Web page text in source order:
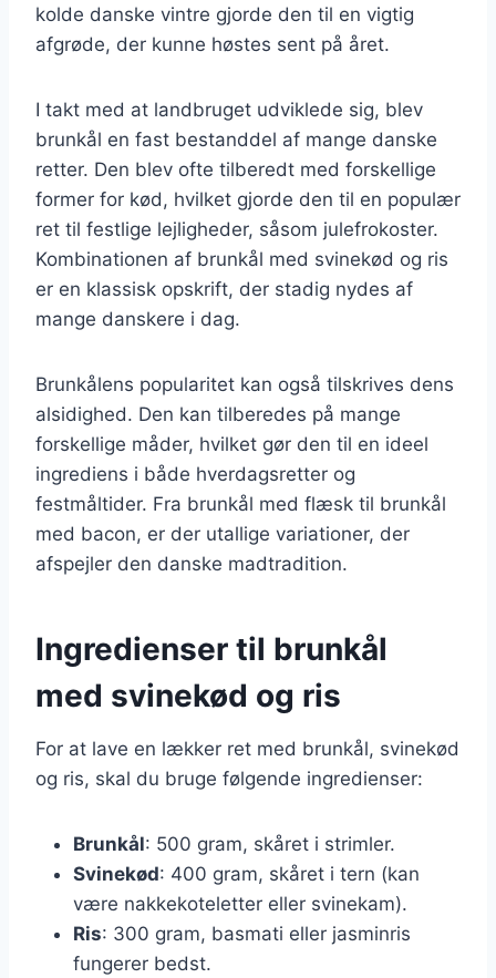
kolde danske vintre gjorde den til en vigtig
afgrøde, der kunne høstes sent på året.
I takt med at landbruget udviklede sig, blev
brunkål en fast bestanddel af mange danske
retter. Den blev ofte tilberedt med forskellige
former for kød, hvilket gjorde den til en populær
ret til festlige lejligheder, såsom julefrokoster.
Kombinationen af brunkål med svinekød og ris
er en klassisk opskrift, der stadig nydes af
mange danskere i dag.
Brunkålens popularitet kan også tilskrives dens
alsidighed. Den kan tilberedes på mange
forskellige måder, hvilket gør den til en ideel
ingrediens i både hverdagsretter og
festmåltider. Fra brunkål med flæsk til brunkål
med bacon, er der utallige variationer, der
afspejler den danske madtradition.
Ingredienser til brunkål
med svinekød og ris
For at lave en lækker ret med brunkål, svinekød
og ris, skal du bruge følgende ingredienser:
Brunkål: 500 gram, skåret i strimler.
Svinekød: 400 gram, skåret i tern (kan
være nakkekoteletter eller svinekam).
Ris: 300 gram, basmati eller jasminris
fungerer bedst.